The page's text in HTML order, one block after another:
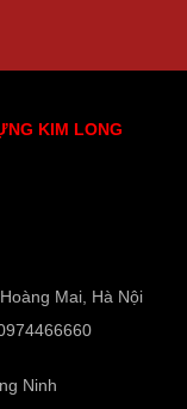
KIM LONG
Mai, Hà Nội
Ninh